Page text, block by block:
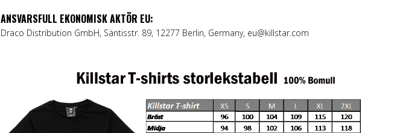
ANSVARSFULL EKONOMISK AKTÖR EU:
Draco Distribution GmbH, Säntisstr. 89, 12277 Berlin, Germany, eu@killstar.com